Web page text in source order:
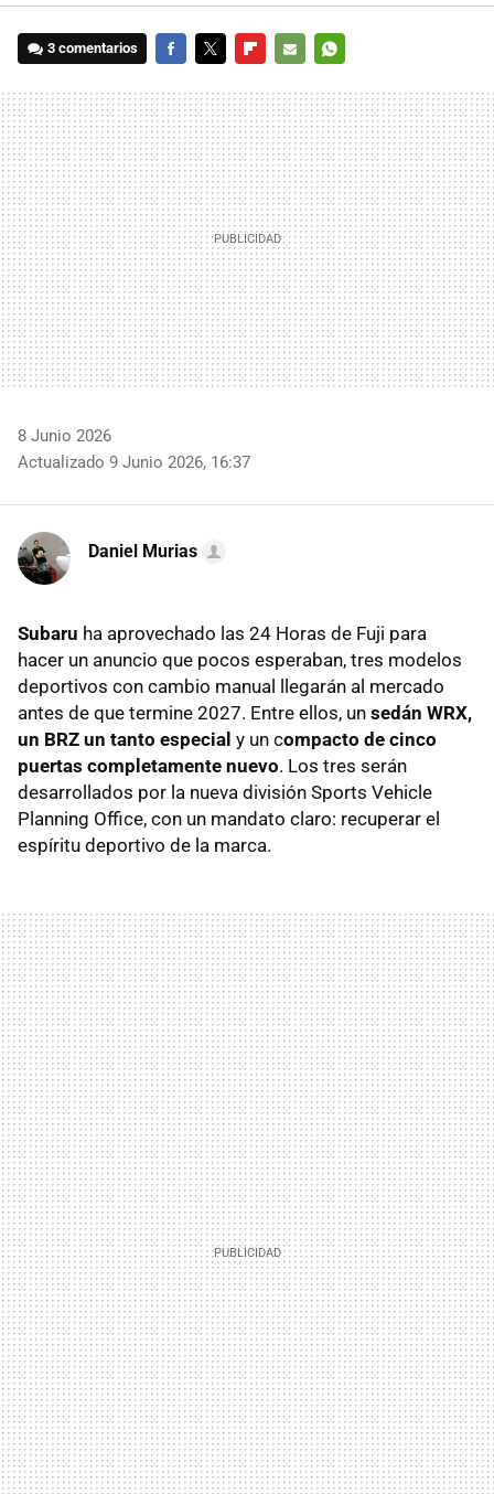
3 comentarios
MAIL
8 Junio 2026
Actualizado 9 Junio 2026, 16:37
Daniel Murias
Subaru ha aprovechado las 24 Horas de Fuji para
hacer un anuncio que pocos esperaban, tres modelos
deportivos con cambio manual llegarán al mercado
antes de que termine 2027. Entre ellos, un sedán WRX,
un BRZ un tanto especial y un compacto de cinco
puertas completamente nuevo. Los tres serán
desarrollados por la nueva división Sports Vehicle
Planning Office, con un mandato claro: recuperar el
espíritu deportivo de la marca.